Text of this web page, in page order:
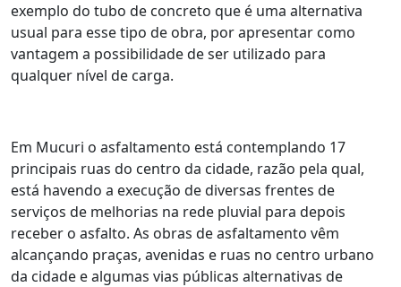
exemplo do tubo de concreto que é uma alternativa
usual para esse tipo de obra, por apresentar como
vantagem a possibilidade de ser utilizado para
qualquer nível de carga.
Em Mucuri o asfaltamento está contemplando 17
principais ruas do centro da cidade, razão pela qual,
está havendo a execução de diversas frentes de
serviços de melhorias na rede pluvial para depois
receber o asfalto. As obras de asfaltamento vêm
alcançando praças, avenidas e ruas no centro urbano
da cidade e algumas vias públicas alternativas de